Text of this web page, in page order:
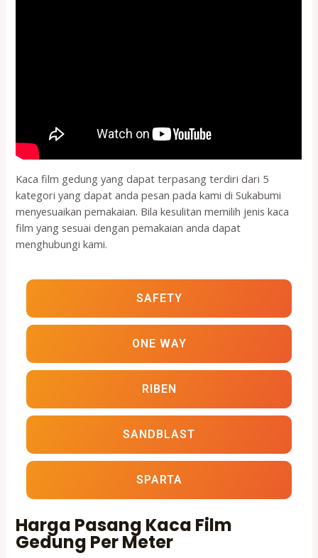
Kaca film gedung yang dapat terpasang terdiri dari 5
kategori yang dapat anda pesan pada kami di Sukabumi
menyesuaikan pemakaian. Bila kesulitan memilih jenis kaca
film yang sesuai dengan pemakaian anda dapat
menghubungi kami.
SAFETY
ONE WAY
RIBEN
SANDBLAST
SPARTA
Harga Pasang Kaca Film
Gedung Per Meter